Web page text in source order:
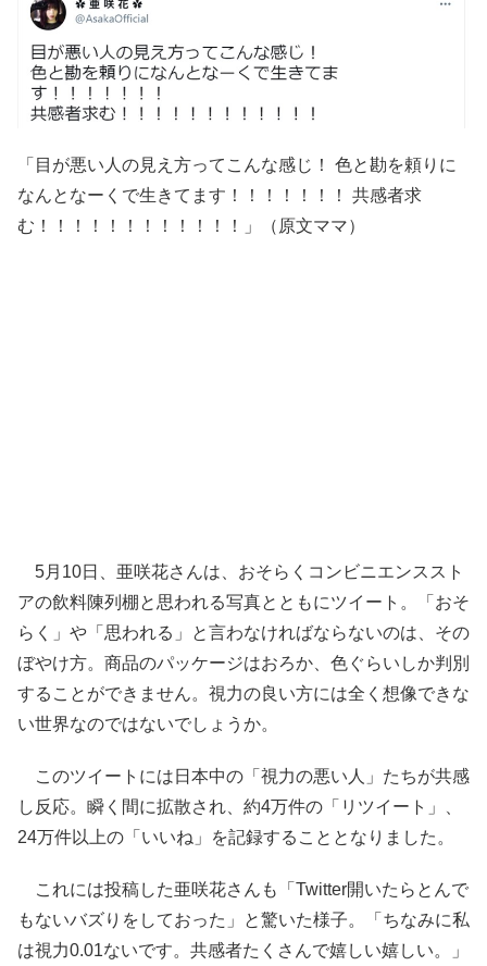
「目が悪い人の見え方ってこんな感じ！ 色と勘を頼りに
なんとなーくで生きてます！！！！！！！ 共感者求
む！！！！！！！！！！！！」（原文ママ）
5月10日、亜咲花さんは、おそらくコンビニエンススト
アの飲料陳列棚と思われる写真とともにツイート。「おそ
らく」や「思われる」と言わなければならないのは、その
ぼやけ方。商品のパッケージはおろか、色ぐらいしか判別
することができません。視力の良い方には全く想像できな
い世界なのではないでしょうか。
このツイートには日本中の「視力の悪い人」たちが共感
し反応。瞬く間に拡散され、約4万件の「リツイート」、
24万件以上の「いいね」を記録することとなりました。
これには投稿した亜咲花さんも「Twitter開いたらとんで
もないバズりをしておった」と驚いた様子。「ちなみに私
は視力0.01ないです。共感者たくさんで嬉しい嬉しい。」